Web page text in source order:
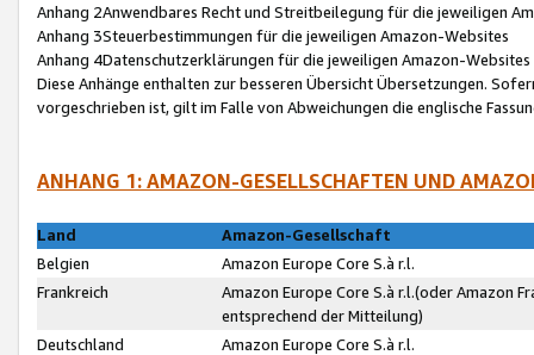
Anhang 2Anwendbares Recht und Streitbeilegung für die jeweiligen
Anhang 3Steuerbestimmungen für die jeweiligen Amazon-Websites
Anhang 4Datenschutzerklärungen für die jeweiligen Amazon-Websites
Diese Anhänge enthalten zur besseren Übersicht Übersetzungen.
vorgeschrieben ist, gilt im Falle von Abweichungen die englische
ANHANG 1: AMAZON-GESELLSCHAFTEN UND
Land
Amazon-Gesellschaft
Belgien
Amazon Europe Core S.à r.l.
Frankreich
Amazon Europe Core S.à r.l.(oder Amazon
entsprechend der Mitteilung)
Deutschland
Amazon Europe Core S.à r.l.